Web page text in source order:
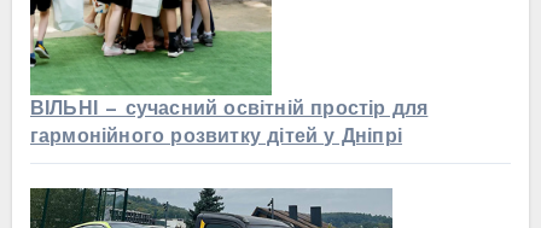
ВІЛЬНІ — сучасний освітній простір для
гармонійного розвитку дітей у Дніпрі